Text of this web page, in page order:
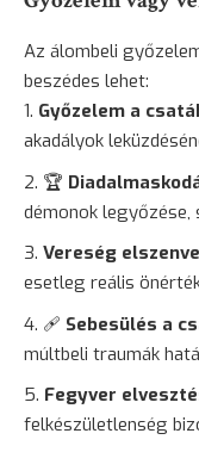
Az álombeli
beszédes lehet:
Győzelem a
akadályok
🏆
démonok legyőzése,
Vereség
esetleg reális
🩹 Sebesülés a
múltbeli traumák
Fegyver
felkészületlenség